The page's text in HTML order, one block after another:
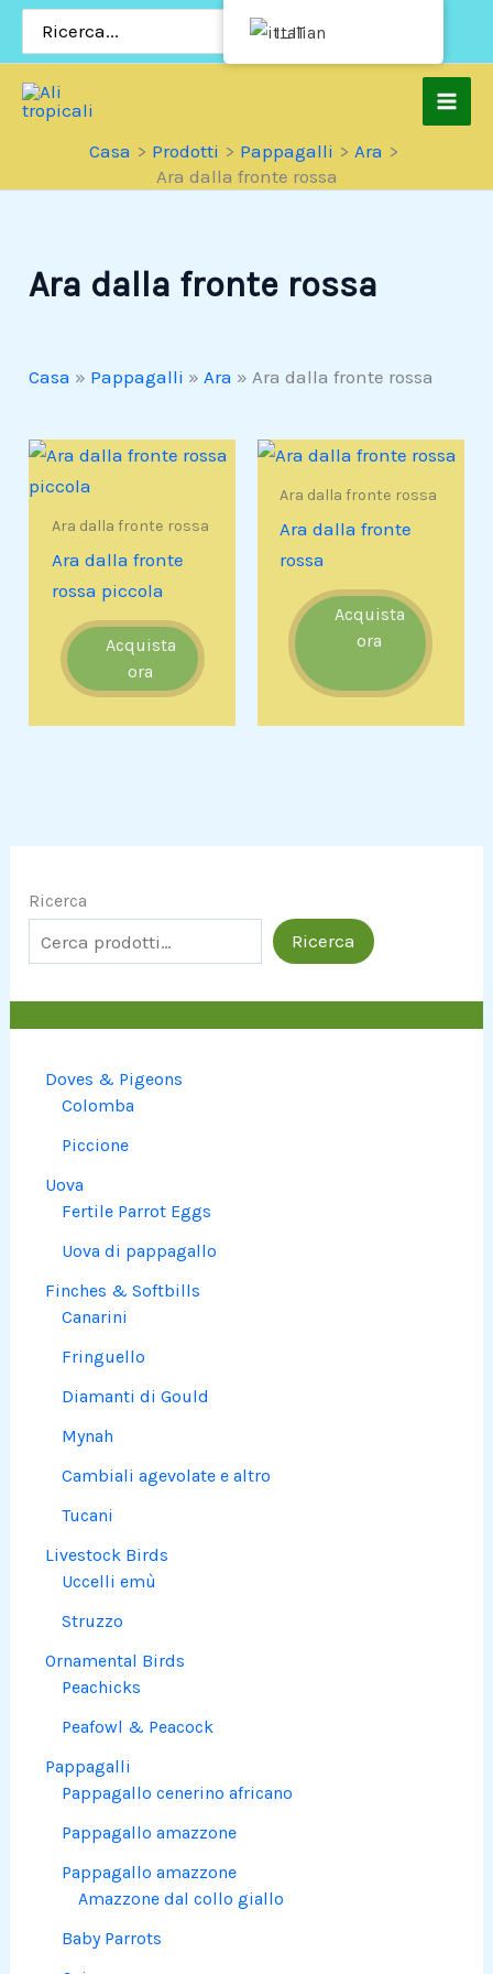
Vai
per:
Casa Prodotti Pappagalli
Ara
Ara dalla fronte rossa
Ricerca
Ricerca
Doves & Pigeons
Colomba
Piccione
Uova
Fertile Parrot Eggs
Uova di pappagallo
Finches & Softbills
Canarini
Fringuello
Diamanti di Gould
Mynah
Cambiali agevolate e altro
Tucani
Livestock Birds
Uccelli emù
Struzzo
Ornamental Birds
Peachicks
Peafowl & Peacock
Pappagalli
Pappagallo cenerino africano
Pappagallo amazzone
Pappagallo amazzone
Amazzone dal collo giallo
Baby Parrots
Ara dalla fronte rossa
Casa » Pappagalli »Ara »Ara dalla fronte rossa
Ara dalla fronte rossa
Ara dalla fronte
rossa piccola
Acquista
ora
Ara dalla fronte rossa
Ara dalla fronte
rossa
Acquista
ora
Italian